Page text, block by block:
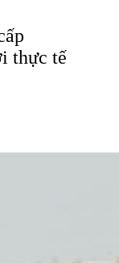
thực tế